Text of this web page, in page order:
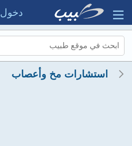
دخول
استشارات مخ وأعصاب